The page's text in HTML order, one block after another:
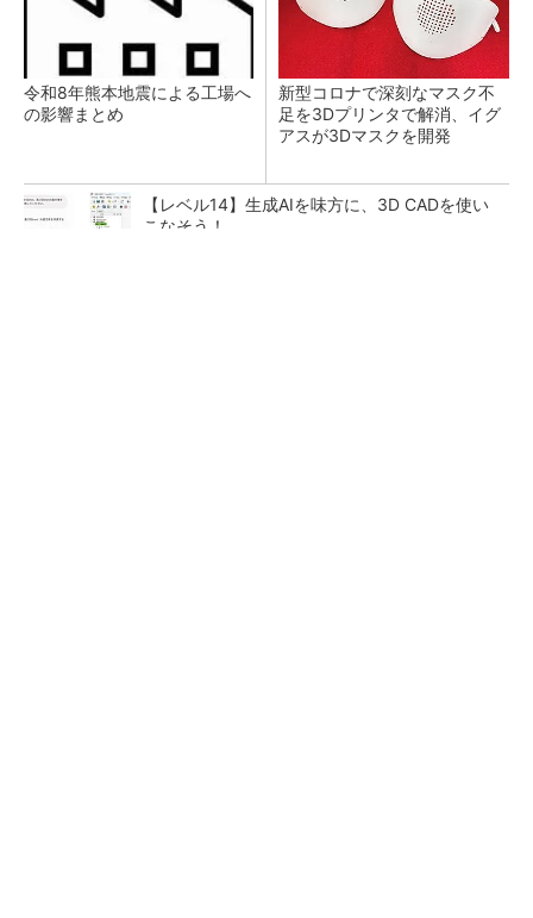
令和8年熊本地震による工場へ
の影響まとめ
新型コロナで深刻なマスク不
足を3Dプリンタで解消、イグ
アスが3Dマスクを開発
【レベル14】生成AIを味方に、3D CADを使い
こなそう！